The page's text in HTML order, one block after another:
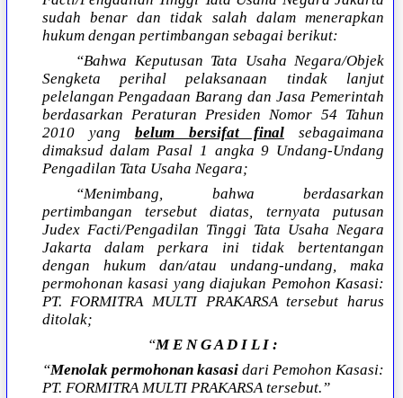
sudah benar dan tidak salah dalam menerapkan
hukum dengan pertimbangan sebagai berikut:
“Bahwa Keputusan Tata Usaha Negara/Objek
Sengketa perihal pelaksanaan tindak lanjut
pelelangan Pengadaan Barang dan Jasa Pemerintah
berdasarkan Peraturan Presiden Nomor 54 Tahun
2010 yang belum bersifat finalsebagaimana
dimaksud dalam Pasal 1 angka 9 Undang-Undang
Pengadilan Tata Usaha Negara;
“Menimbang, bahwa berdasarkan
pertimbangan tersebut diatas, ternyata putusan
Judex Facti/Pengadilan Tinggi Tata Usaha Negara
Jakarta dalam perkara ini tidak bertentangan
dengan hukum dan/atau undang-undang, maka
permohonan kasasi yang diajukan Pemohon Kasasi:
PT. FORMITRA MULTI PRAKARSA tersebut harus
ditolak;
“M E N G A D I L I :
“Menolak permohonan kasasidari Pemohon Kasasi:
PT. FORMITRA MULTI PRAKARSA tersebut.”